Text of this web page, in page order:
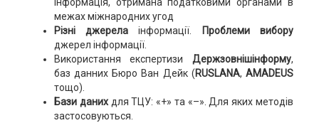
Інформація, отримана податковими органами в
межах міжнародних угод
Різні джерелаінформації. Проблеми вибору
джерел інформації.
Використання експертизиДержзовнішінформу,
баз данних Бюро Ван Дейк (RUSLANA,AMADEUS
тощо).
Бази данихдля ТЦУ: «+» та «–». Для яких методів
застосовуються.